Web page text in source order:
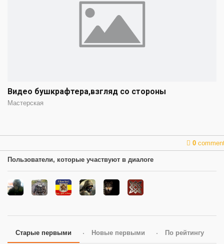
Видео бушкрафтера,взгляд со стороны
Мастерская
0
Пользователи, которые участвуют в диалоге
Старые первыми Новые первыми По рейтингу